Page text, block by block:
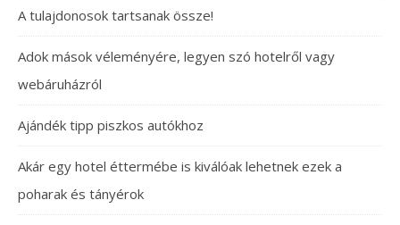
A tulajdonosok tartsanak össze!
Adok mások véleményére, legyen szó hotelről vagy
webáruházról
Ajándék tipp piszkos autókhoz
Akár egy hotel éttermébe is kiválóak lehetnek ezek a
poharak és tányérok